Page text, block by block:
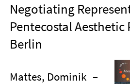
Negotiating
Pentecostal Aesthetic
Berlin
Mattes, Dominik –